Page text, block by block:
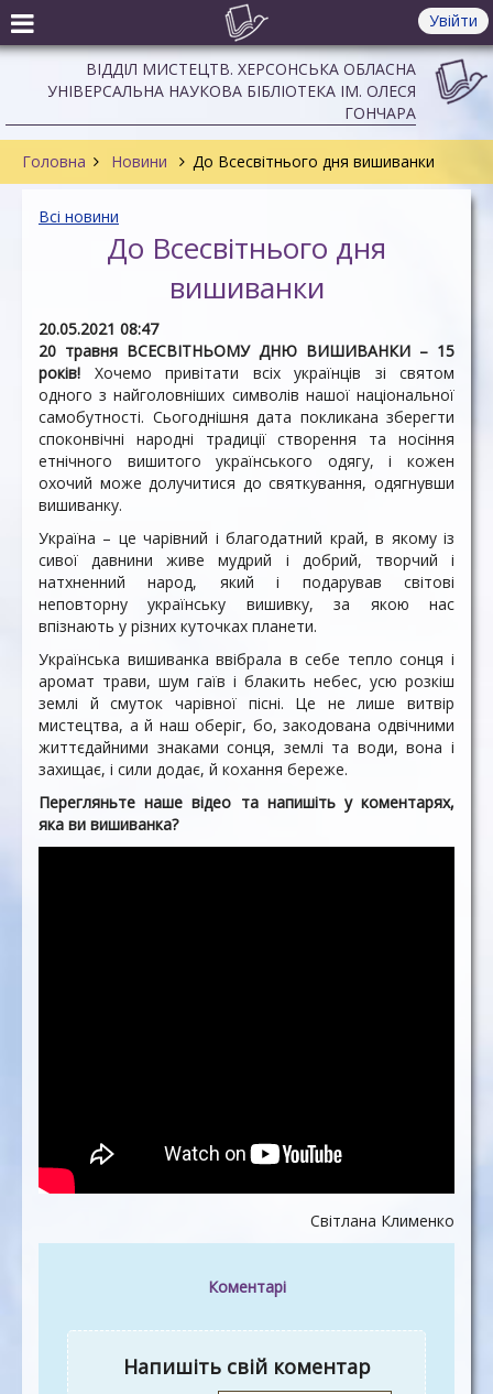
Увійти
ВІДДІЛ МИСТЕЦТВ. ХЕРСОНСЬКА ОБЛАСНА
УНІВЕРСАЛЬНА НАУКОВА БІБЛІОТЕКА ІМ. ОЛЕСЯ
ГОНЧАРА
Головна Новини До Всесвітнього дня вишиванки
Всі новини
До Всесвітнього дня
вишиванки
20.05.2021 08:47
20 травня ВСЕСВІТНЬОМУ ДНЮ ВИШИВАНКИ – 15
років! Хочемо привітати всіх українців зі святом
одного з найголовніших символів нашої національної
самобутності. Сьогоднішня дата покликана зберегти
споконвічні народні традиції створення та носіння
етнічного вишитого українського одягу, і кожен
охочий може долучитися до святкування, одягнувши
вишиванку.
Україна – це чарівний і благодатний край, в якому із
сивої давнини живе мудрий і добрий, творчий і
натхненний народ, який і подарував світові
неповторну українську вишивку, за якою нас
впізнають у різних куточках планети.
Українська вишиванка ввібрала в себе тепло сонця і
аромат трави, шум гаїв і блакить небес, усю розкіш
землі й смуток чарівної пісні. Це не лише витвір
мистецтва, а й наш оберіг, бо, закодована одвічними
життєдайними знаками сонця, землі та води, вона і
захищає, і сили додає, й кохання береже.
Перегляньте наше відео та напишіть у коментарях,
яка ви вишиванка?
Світлана Клименко
Коментарі
Напишіть свій коментар